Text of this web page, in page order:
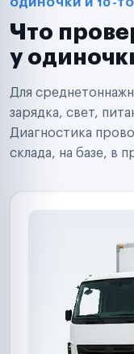
Автодилеры
Поставщики запчастей
Аренда спецтехники
Ремонт спецтехники
Ритейл-сети
Управляющие компании
Страховые компании
ОДИНОЧКИ И 10-
Что
у
Для
зарядка, свет,
Диагностика
склада, на базе, в